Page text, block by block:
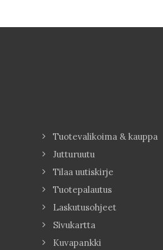
Tuotevalikoima & kauppa
Jutturuutu
Tilaa uutiskirje
Tuotepalautus
Laskutusohjeet
Sivukartta
Kuvapankki